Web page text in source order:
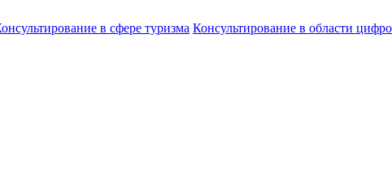
в сфере туризма Консультирование в области